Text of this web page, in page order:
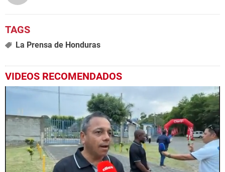
La Prensa de Honduras
VIDEOS RECOMENDADOS